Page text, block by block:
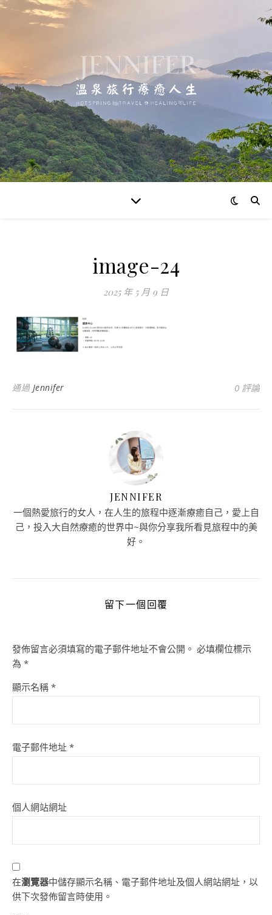
image-24
2025 年 5 月 9 日
通過 Jennifer 0 評論
JENNIFER
一個熱愛旅行的女人，在人生的旅程中逐漸療癒自己，愛上自
己，投入大自然療癒的世界中~與你分享我所看見旅程中的美
好。
留下一個回覆
發佈留言必須填寫的電子郵件地址不會公開。 必填欄位標示
為 *
顯示名稱 *
電子郵件地址 *
個人網站網址
在瀏覽器中儲存顯示名稱、電子郵件地址及個人網站網址，以
供下次發佈留言時使用。